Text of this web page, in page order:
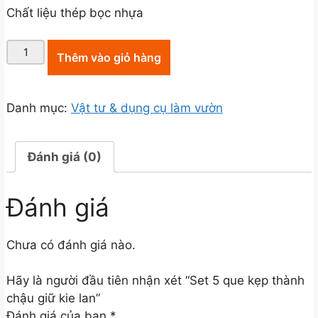
Chất liệu thép bọc nhựa
Set
5
kẹp
kie
số
Thêm vào giỏ hàng
Danh mục: Vật tư & dụng cụ làm vườn
Đánh giá (0)
Đánh giá
Chưa có đánh giá nào.
Hãy là người đầu tiên nhận xét “Set 5 que kẹp thành
chậu giữ kie lan”